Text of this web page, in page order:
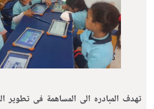
تهدف المبادره الى المساهمة فى تطوير